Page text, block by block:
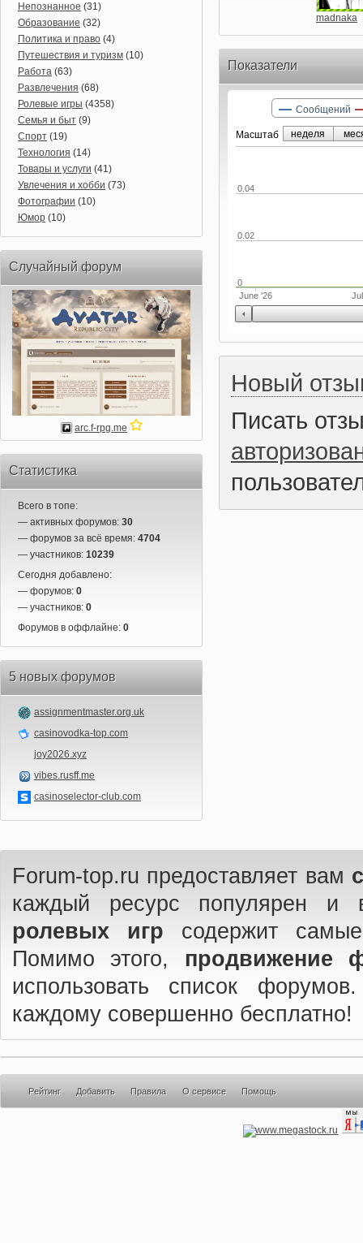
Непознанное (31)
Образование (32)
Политика и право (4)
Путешествия и туризм (10)
Работа (63)
Развлечения (68)
Ролевые игры (4358)
Семья и быт (9)
Спорт (19)
Технология (14)
Товары и услуги (41)
Увлечения и хобби (73)
Фотографии (10)
Юмор (10)
Случайный форум
arc.f-rpg.me
Статистика
Всего в топе:
— активных форумов: 30
— форумов за всё время: 4704
— участников: 10239
Сегодня добавлено:
— форумов: 0
— участников: 0
Форумов в оффлайне: 0
5 новых форумов
assignmentmaster.org.uk
casinovodka-top.com
joy2026.xyz
vibes.rusff.me
casinoselector-club.com
madnaka
Показатели
Маcштаб
June '26
0
0.02
0.04
Сообщений
неделя
Новый
Писать
Forum-top.ru предоставляет вам
каждый ресурс популярен
ролевых игр содержит
Помимо этого, продвижение
использовать список
каждому совершенно бесплатно!
Рейтинг Добавить Правила О сервисе Помощь